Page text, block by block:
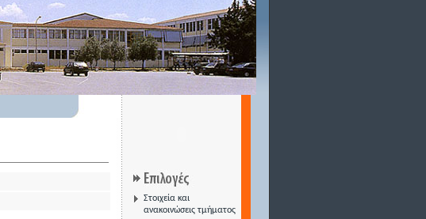
Στοιχεία και
ανακοινώσεις τμήματος